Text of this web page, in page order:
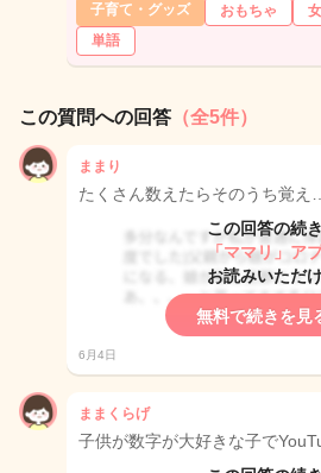
子育て・グッズ おもちゃ
単語
この質問への回答 （全5件）
ままり
たくさん数えたらそのうち覚え…
この回答の続
「ママリ」ア
お読みいただ
無料で続きを見
6月4日
ままくらげ
子供が数字が大好きな子で